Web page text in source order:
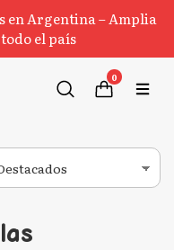
en Argentina – Amplia
el país
0